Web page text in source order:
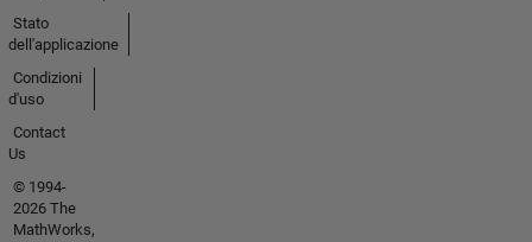
Stato
dell'applicazione
Condizioni
d'uso
Contact
Us
© 1994-
2026 The
MathWorks,